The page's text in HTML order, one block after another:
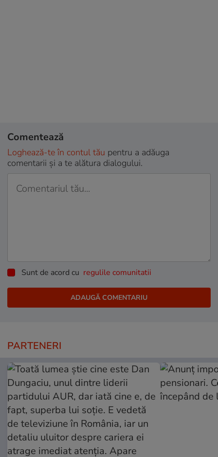
Comentează
Loghează-te în contul tău pentru a adăuga
comentarii și a te alătura dialogului.
Sunt de acord cu regulile comunitatii
PARTENERI